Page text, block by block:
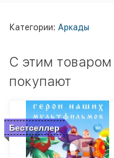
Категории: Аркады
C этим
покупают
Бестселлер